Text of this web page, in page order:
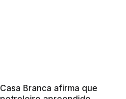
Casa Branca afirma que